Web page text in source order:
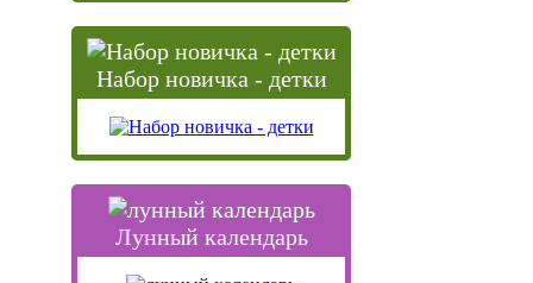
Набор новичка - детки
Лунный календарь